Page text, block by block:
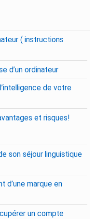
( instructions
d’un ordinateur
de votre
et risques!
son séjour linguistique
d’une marque en
un compte